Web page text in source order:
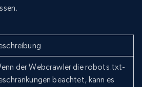
der Webcrawler die robots.txt-
beachtet, kann es